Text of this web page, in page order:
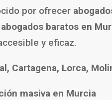
por ofrecer
abogados baratos en
y eficaz.
Cartagena, Lorca,
masiva en Murcia